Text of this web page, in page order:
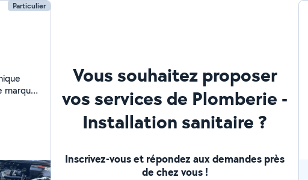
Particulier
Vous souhaitez proposer
vos services de Plomberie -
Installation sanitaire ?
Inscrivez-vous et répondez aux demandes près
de chez vous !